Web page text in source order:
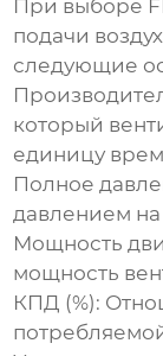
При выборе
подачи
следующие
который
единицу
Полное
давлением на
Мощность
мощность
КПД (%):